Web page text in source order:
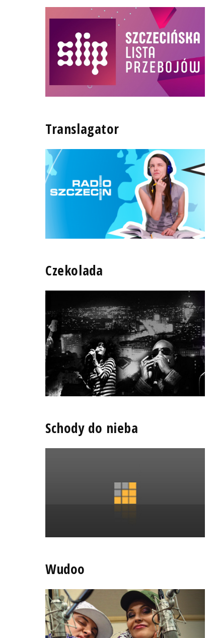
Translagator
Czekolada
Schody do nieba
Wudoo